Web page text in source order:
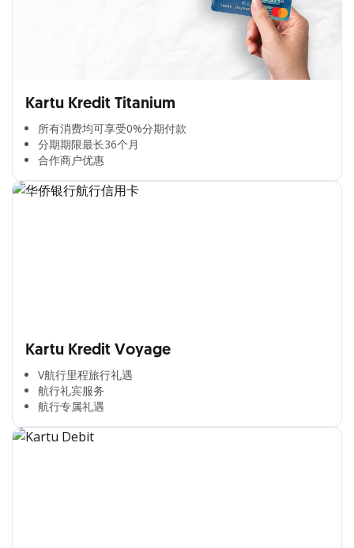
Kartu Kredit Titanium
所有消费均可享受0%分期付款​
分期期限最长36个月​
合作商户优惠​
Kartu Kredit Voyage
V航行里程旅行礼遇
航行礼宾服务
航行专属礼遇